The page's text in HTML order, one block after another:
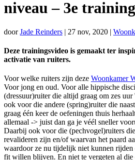
niveau – 3e training
doorJade Reinders | 27 nov, 2020 |
Deze trainingsvideo is gemaakt ter
activatie van ruiters.
Voor welke ruiters zijn deze Woonkamer
Voor jong en oud. Voor alle hippische
(dressuur)ruiter die altijd graag om zes
ook voor die andere (spring)ruiter die
graag één keer de oefeningen thuis
allemaal -> juist dan ga je véél sneller
Daarbij ook voor die (pechvogel)ruiters
revalideren zijn en/of waarvan het paard
waardoor ze nu tijdelijk niet kunnen rijden
fit willen blijven. En niet te vergeten al